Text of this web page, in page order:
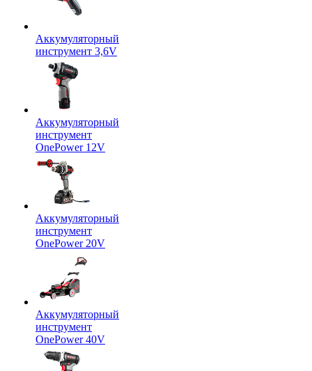
Аккумуляторный
инструмент 3,6V
Аккумуляторный
инструмент
OnePower 12V
Аккумуляторный
инструмент
OnePower 20V
Аккумуляторный
инструмент
OnePower 40V